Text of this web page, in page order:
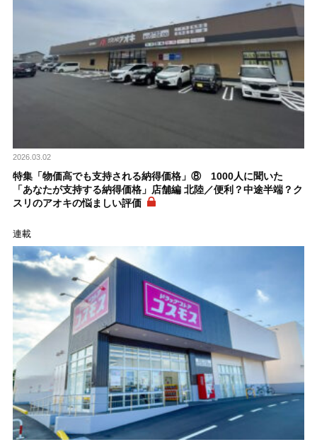
2026.03.02
特集「物価高でも支持される納得価格」⑧ 1000人に聞いた
「あなたが支持する納得価格」店舗編 北陸／便利？中途半端？ク
スリのアオキの悩ましい評価
連載